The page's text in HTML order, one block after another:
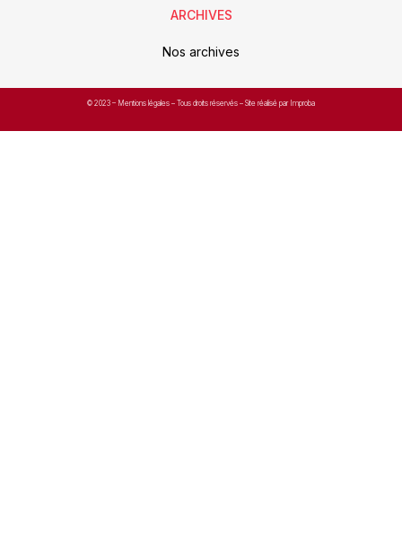
ARCHIVES
Nos archives
© 2023 – Mentions légales – Tous droits réservés – Site réalisé par Improba